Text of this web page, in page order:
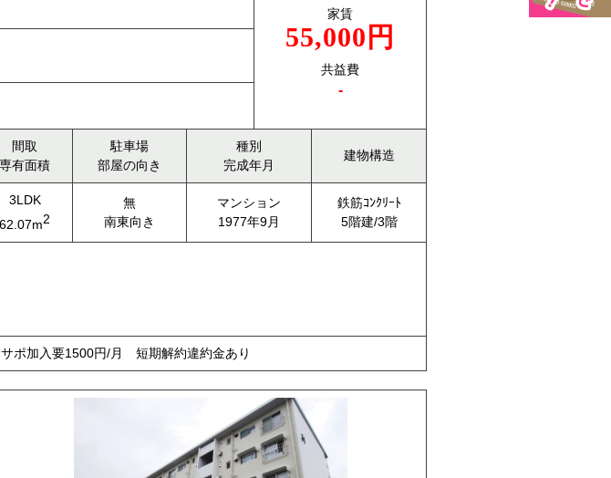
家賃
55,000円
共益費
-
間取
専有面積
駐車場
部屋の向き
種別
完成年月
建物構造
3LDK
62.07m2
無
南東向き
マンション
1977年9月
鉄筋ｺﾝｸﾘｰﾄ
5階建/3階
ポ加入要1500円/月 短期解約違約金あり